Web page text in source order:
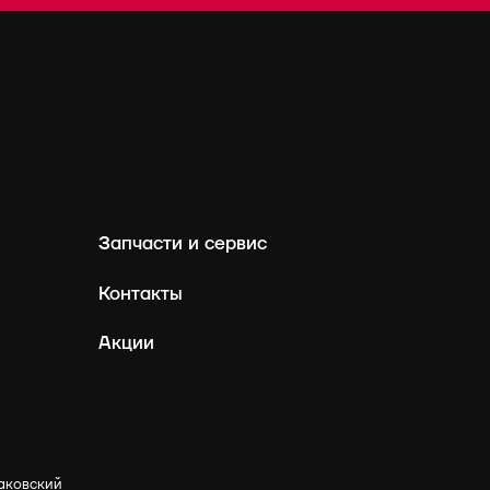
Запчасти и сервис
Контакты
Акции